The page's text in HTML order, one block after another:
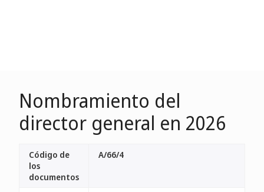
Nombramiento del
director general en 2026
Código de
los
documentos
A/66/4